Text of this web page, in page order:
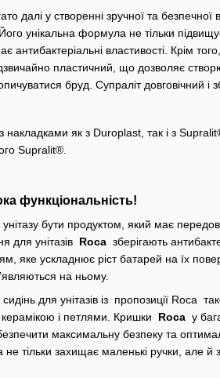
далі у створенні зручної та безпечної
унікальна формула не тільки підвищує
антибактеріальні властивості. Крім
пластичний, що дозволяє
бруд. Супраліт довговічний і
з накладками як з Duroplast, так і з
Supralit®.
функціональність!
бути продуктом, який має
для унітазів Roca зберігають
яке ускладнює ріст батарей на їх
на ньому.
для унітазів із пропозиції
керамікою і петлями. Кришки Roca у
максимальну безпеку та
не тільки захищає маленькі ручки, але